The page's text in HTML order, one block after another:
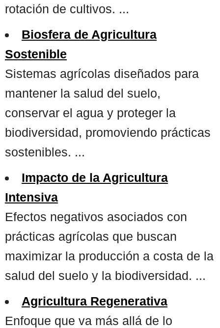
rotación de cultivos. ...
Biosfera de Agricultura
Sostenible
Sistemas agrícolas diseñados para
mantener la salud del suelo,
conservar el agua y proteger la
biodiversidad, promoviendo prácticas
sostenibles. ...
Impacto de la Agricultura
Intensiva
Efectos negativos asociados con
prácticas agrícolas que buscan
maximizar la producción a costa de la
salud del suelo y la biodiversidad. ...
Agricultura Regenerativa
Enfoque que va más allá de lo